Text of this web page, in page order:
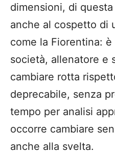
dimensioni, di
anche al cospetto di
come la Fiorentina:
società, allenatore e
cambiare rotta
deprecabile, senza
tempo per analisi
occorre cambiare
anche alla svelta.